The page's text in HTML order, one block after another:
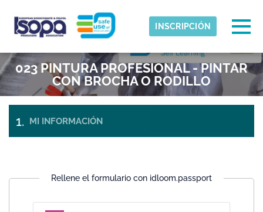
INSCRIPCIÓN
ISOPA-AISBL
023 PINTURA PROFESIONAL - PINTAR
CON BROCHA O RODILLO
MI INFORMACIÓN
Rellene el formulario con idloom.passport
Zona horaria detectada
OK